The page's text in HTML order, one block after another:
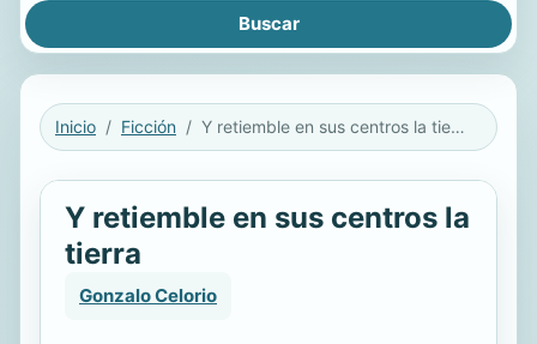
Inicio Ficción Y retiemble en sus centros la tierra
Y retiemble en sus centros la
tierra
Gonzalo Celorio